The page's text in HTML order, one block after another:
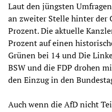
Laut den jüngsten
an zweiter Stelle hinter der
Prozent. Die aktuelle
Prozent auf einen
Grünen bei 14 und Die
BSW und die FDP drohen
den Einzug in den
Auch wenn die AfD nicht